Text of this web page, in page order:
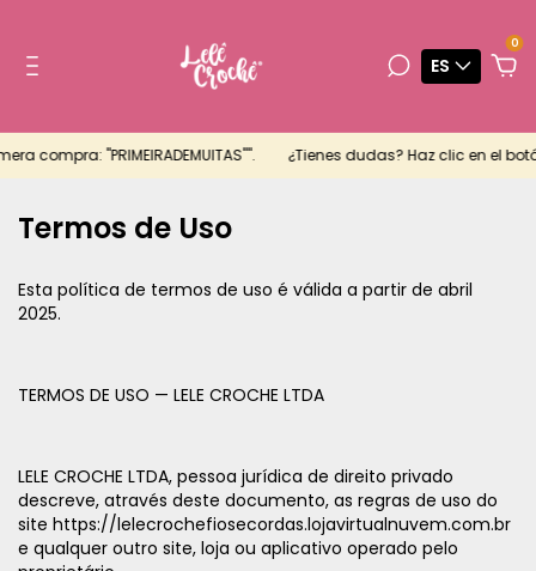
ES
0
"PRIMEIRADEMUITAS"". ¿Tienes dudas? Haz clic en el
Termos de Uso
Esta política de termos de uso é válida a partir de abril
2025.
TERMOS DE USO — LELE CROCHE LTDA
LELE CROCHE LTDA, pessoa jurídica de direito privado
descreve, através deste documento, as regras de uso do
site https://lelecrochefiosecordas.lojavirtualnuvem.com.br
e qualquer outro site, loja ou aplicativo operado pelo